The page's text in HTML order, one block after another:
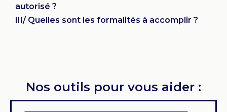
autorisé ?
III/ Quelles sont les formalités à accomplir ?
Nos outils pour vous aider :